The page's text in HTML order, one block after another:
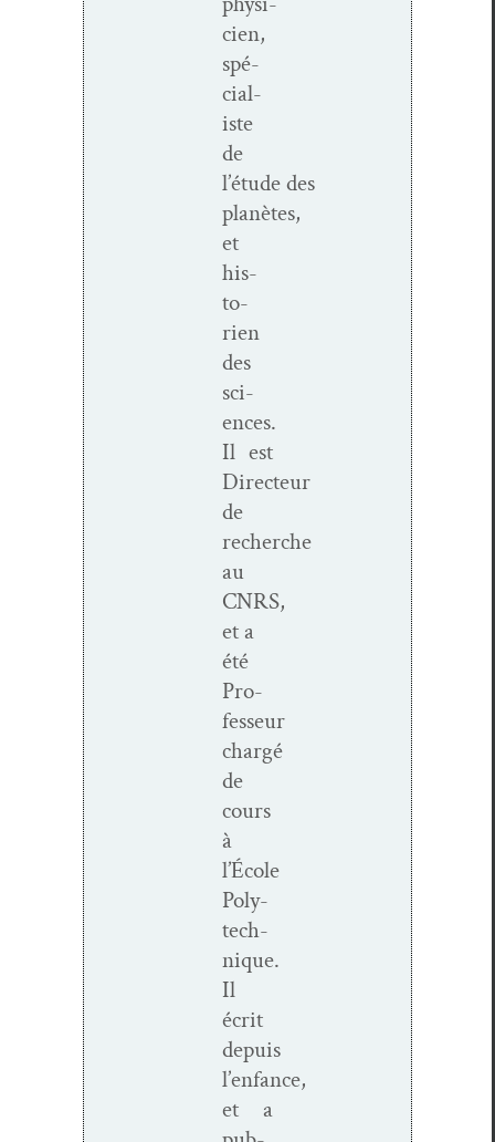
cien,
spé­
cial­
iste
de
l’étude des
planètes,
et
his­
to­
rien
des
sci­
ences.
Il est
Directeur
de
recherche
au
CNRS,
et a
été
Pro­
fesseur
chargé
de
cours
à
l’École
Poly­
tech­
nique.
Il
écrit
depuis
l’enfance,
et a